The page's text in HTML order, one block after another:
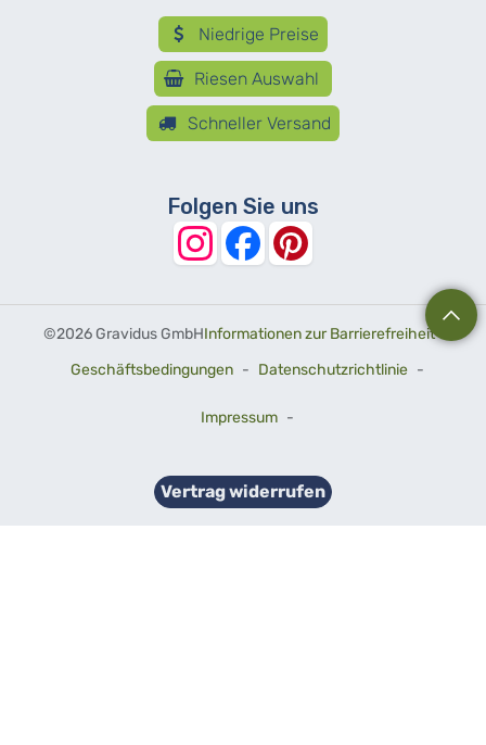
Niedrige Preise
Riesen Auswahl
Schneller Versand
Folgen Sie uns
©2026 Gravidus GmbHInformationen zur Barrierefreiheit-
Geschäftsbedingungen - Datenschutzrichtlinie -
Impressum -
Vertrag widerrufen